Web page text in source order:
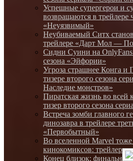
Успешные супергерои и
возвращаются в трейлере
«Неуязвимый»
Неубиваемый Ситх
трейлере «Дарт Мол —
Сидни Суини на OnlyFans
сезона «Эйфории»
Угроза страшнее Конга и
тизере второго сезона
Наследие монстров»
Пиратская жизнь во всей
тизер второго сезона
Встреча зомби главного
динозавра в трейлере
«Первобытный»
Во вселенной Marvel тоже
кинокомиксов: трейлер
Конец близок: финальный